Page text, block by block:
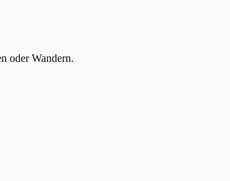
oder Wandern.